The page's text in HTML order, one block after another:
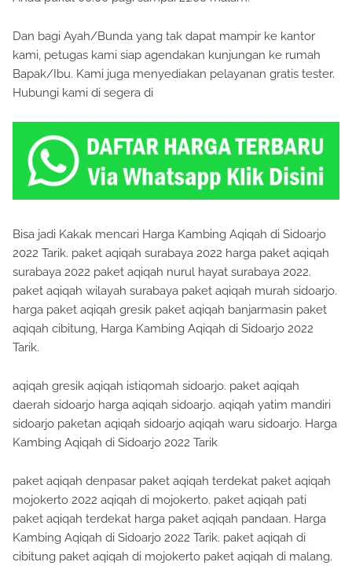
Dan bagi Ayah/Bunda yang tak dapat mampir ke kantor
kami, petugas kami siap agendakan kunjungan ke rumah
Bapak/Ibu. Kami juga menyediakan pelayanan gratis tester.
Hubungi kami di segera di
Bisa jadi Kakak mencari Harga Kambing Aqiqah di Sidoarjo
2022 Tarik. paket aqiqah surabaya 2022 harga paket aqiqah
surabaya 2022 paket aqiqah nurul hayat surabaya 2022.
paket aqiqah wilayah surabaya paket aqiqah murah sidoarjo.
harga paket aqiqah gresik paket aqiqah banjarmasin paket
aqiqah cibitung, Harga Kambing Aqiqah di Sidoarjo 2022
Tarik.
aqiqah gresik aqiqah istiqomah sidoarjo. paket aqiqah
daerah sidoarjo harga aqiqah sidoarjo. aqiqah yatim mandiri
sidoarjo paketan aqiqah sidoarjo aqiqah waru sidoarjo. Harga
Kambing Aqiqah di Sidoarjo 2022 Tarik
paket aqiqah denpasar paket aqiqah terdekat paket aqiqah
mojokerto 2022 aqiqah di mojokerto. paket aqiqah pati
paket aqiqah terdekat harga paket aqiqah pandaan. Harga
Kambing Aqiqah di Sidoarjo 2022 Tarik. paket aqiqah di
cibitung paket aqiqah di mojokerto paket aqiqah di malang.